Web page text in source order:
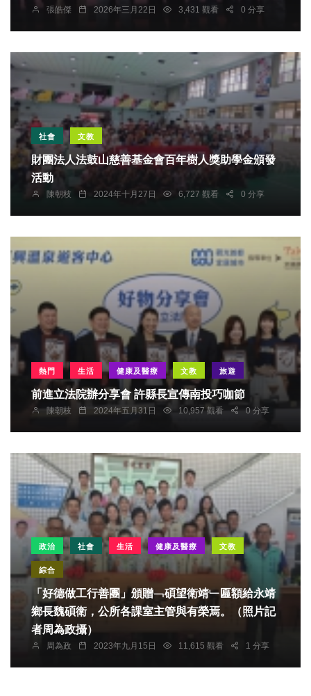
張皓傑 2026年三月22日 3,431 觀看 0 分享
社會 文教
財團法人法鼓山慈善基金會百年樹人獎助學金頒發
活動
陳朝枝 2024年十月27日 6,727 觀看 0 分享
熱門 生活 健康及醫療 文教 旅遊
前進立法院辦分享會 許縣長宣傳南投巧咖節
陳朝枝 2024年五月31日 10,957 觀看 0 分享
政治 社會 生活 健康及醫療 文教
綜合
「好德做工行善團」頒贈﹁碩望衛靖﹂匾額給永靖
鄉長魏碩衛，公所各課室主管與有榮焉。（照片記
者周為政攝）
周為政 2023年九月15日 11,615 觀看 1 分享